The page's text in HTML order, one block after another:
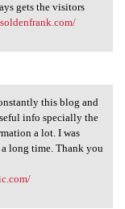
gets the visitors
this blog and
info specially the
a lot. I was
long time. Thank you